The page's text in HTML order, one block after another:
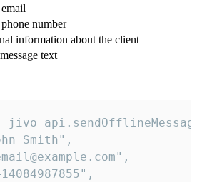
number
information about the client
text
Smith",